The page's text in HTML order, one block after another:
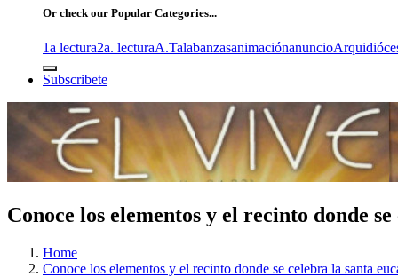
Or check our Popular Categories...
1a lectura2a. lecturaA.Talabanzasanimaciónanuncio
Subscribete
Conoce los elementos y el recinto donde
Home
Conoce los elementos y el recinto donde se celebra la santa